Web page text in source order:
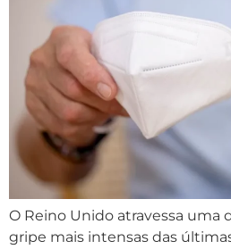
O Reino Unido atravessa uma
gripe mais intensas das